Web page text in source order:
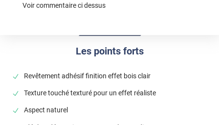
Les points forts
Revêtement adhésif finition effet bois clair
Texture touché texturé pour un effet réaliste
Aspect naturel
Voir commentaire ci dessus